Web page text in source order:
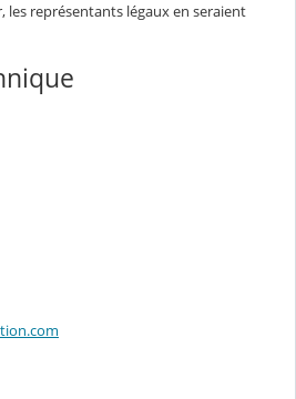
les représentants légaux en seraient